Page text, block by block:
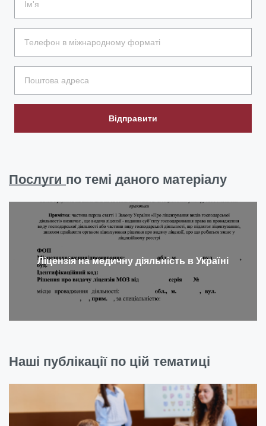
Відправити
Послуги по темі даного матеріалу
Ліцензія на медичну діяльність в Україні
Наші публікації по цій тематиці